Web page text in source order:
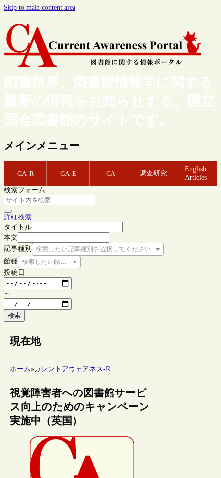
Skip to main content area
図書館界、図書館情報学に関する
最新の情報をお知らせする、国立
国会図書館のサイトです。
メインメニュー
CA-R CA-E CA 調査研究
English
Articles
検索フォーム
詳細検索
タイトル
本文
記事種別
検索したい記事種別を選択してください
館種 検索したい館種を選択してください
投稿日
～
検索
現在地
ホーム»カレントアウェアネス-R
視覚障害者への図書館サービ
ス向上のためのキャンペーン
実施中（英国）